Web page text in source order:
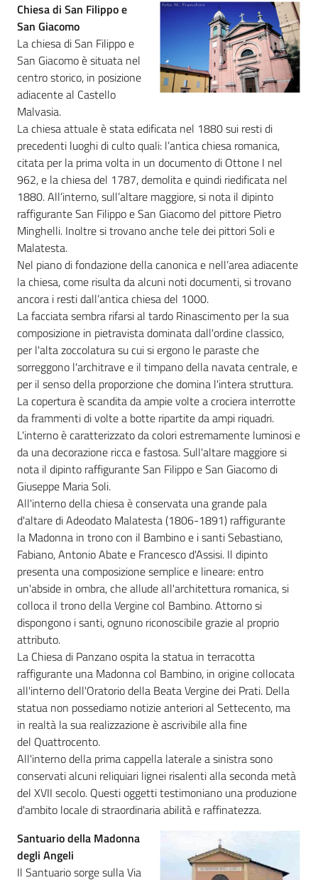
Chiesa di San Filippo e
San Giacomo
La chiesa di San Filippo e
San Giacomo è situata nel
centro storico, in posizione
adiacente al Castello
Malvasia.
La chiesa attuale è stata edificata nel 1880 sui resti di
precedenti luoghi di culto quali: l’antica chiesa romanica,
citata per la prima volta in un documento di Ottone I nel
962, e la chiesa del 1787, demolita e quindi riedificata nel
1880. All’interno, sull’altare maggiore, si nota il dipinto
raffigurante San Filippo e San Giacomo del pittore Pietro
Minghelli. Inoltre si trovano anche tele dei pittori Soli e
Malatesta.
Nel piano di fondazione della canonica e nell’area adiacente
la chiesa, come risulta da alcuni noti documenti, si trovano
ancora i resti dall’antica chiesa del 1000.
La facciata sembra rifarsi al tardo Rinascimento per la sua
composizione in pietravista dominata dall'ordine classico,
per l'alta zoccolatura su cui si ergono le paraste che
sorreggono l'architrave e il timpano della navata centrale, e
per il senso della proporzione che domina l'intera struttura.
La copertura è scandita da ampie volte a crociera interrotte
da frammenti di volte a botte ripartite da ampi riquadri.
L'interno è caratterizzato da colori estremamente luminosi e
da una decorazione ricca e fastosa. Sull'altare maggiore si
nota il dipinto raffigurante San Filippo e San Giacomo di
Giuseppe Maria Soli.
All'interno della chiesa è conservata una grande pala
d'altare di Adeodato Malatesta (1806-1891) raffigurante
la Madonna in trono con il Bambino e i santi Sebastiano,
Fabiano, Antonio Abate e Francesco d'Assisi. Il dipinto
presenta una composizione semplice e lineare: entro
un'abside in ombra, che allude all'architettura romanica, si
colloca il trono della Vergine col Bambino. Attorno si
dispongono i santi, ognuno riconoscibile grazie al proprio
attributo.
La Chiesa di Panzano ospita la statua in terracotta
raffigurante una Madonna col Bambino, in origine collocata
all'interno dell'Oratorio della Beata Vergine dei Prati. Della
statua non possediamo notizie anteriori al Settecento, ma
in realtà la sua realizzazione è ascrivibile alla fine
del Quattrocento.
All'interno della prima cappella laterale a sinistra sono
conservati alcuni reliquiari lignei risalenti alla seconda metà
del XVII secolo. Questi oggetti testimoniano una produzione
d'ambito locale di straordinaria abilità e raffinatezza.
Santuario della Madonna
degli Angeli
Il Santuario sorge sulla Via